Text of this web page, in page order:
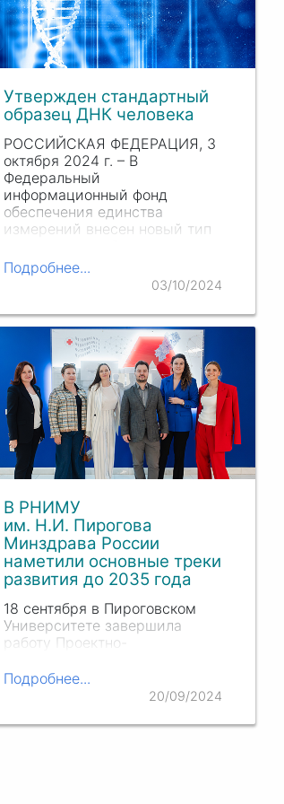
ведущих экспертов для
обсуждения ключевых
вопросов продвижения
российского образования за
практиками.
Утвержден стандартный
образец ДНК человека
РОССИЙСКАЯ ФЕДЕРАЦИЯ, 3
октября 2024 г. – В
Федеральный
информационный фонд
обеспечения единства
измерений внесен новый тип
геномной ДНК человека E701.
Стандарт утвержден Приказом
Росстандарта № 2258 от
20.09.2024.
Подробнее...
03/10/2024
В РНИМУ
им. Н.И. Пирогова
Минздрава России
наметили основные треки
развития до 2035 года
18 сентября в Пироговском
Университете завершила
работу Проектно-
программы Минобрнауки
России «Приоритет 2030». Ее
проанализировать выполнение
Подробнее...
20/09/2024